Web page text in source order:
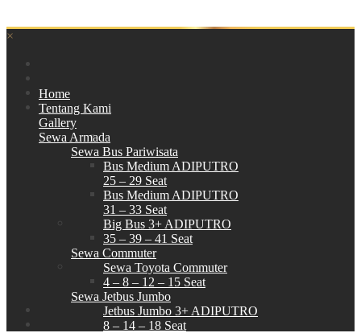
×
Home
Tentang Kami
Gallery
Sewa Armada
Sewa Bus Pariwisata
Bus Medium ADIPUTRO
25 – 29 Seat
Bus Medium ADIPUTRO
31 – 33 Seat
Big Bus 3+ ADIPUTRO
35 – 39 – 41 Seat
Sewa Commuter
Sewa Toyota Commuter
4 – 8 – 12 – 15 Seat
Sewa Jetbus Jumbo
Jetbus Jumbo 3+ ADIPUTRO
8 – 14 – 18 Seat